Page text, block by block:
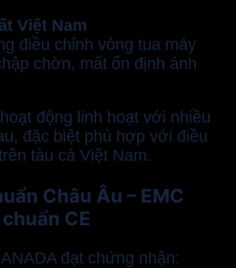
Việt Nam
điều chỉnh vòng tua máy
chờn, mất ổn định ánh
động linh hoạt với nhiều
đặc biệt phù hợp với điều
tàu cá Việt Nam.
Châu Âu – EMC
CE
đạt chứng nhận: